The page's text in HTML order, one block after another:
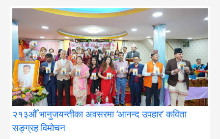
२१३औँ भानुजयन्तीका अवसरमा ‘आनन्द उपहार’ कविता
सङ्ग्रह विमोचन